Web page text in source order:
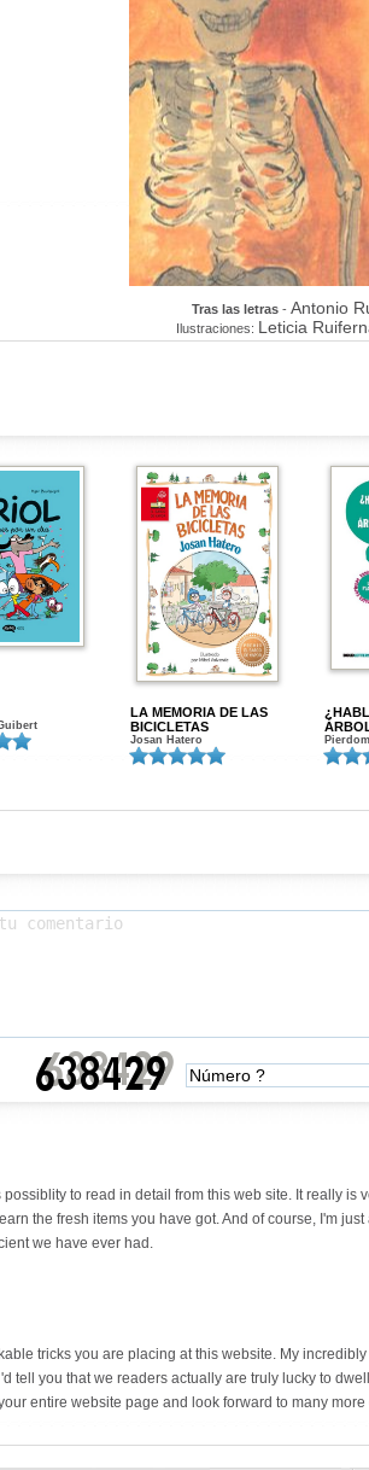
Tras las letras - Antonio
Ilustraciones: Leticia
LA MEMORIA DE LAS
BICICLETAS
Josan Hatero
to read in detail from this web site. It really is
the fresh items you have got. And of course, I'm
we have ever had.
tricks you are placing at this website. My
tell you that we readers actually are truly lucky to
entire website page and look forward to many